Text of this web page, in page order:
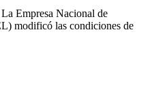
Empresa Nacional de
modificó las condiciones de